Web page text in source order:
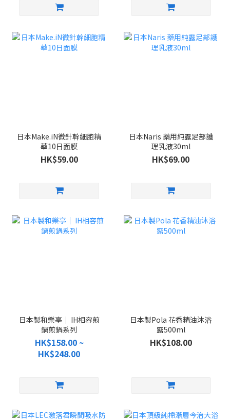
日本Make.iN微針幹細胞精
華10日面膜
HK$59.00
日本Naris 藥用純露足部護
理乳液30ml
HK$69.00
日本製和樂亭｜ IH相容煎
鍋煎鍋系列
HK$158.00 ~
HK$248.00
日本製Pola 花香精油沐浴
露500ml
HK$108.00